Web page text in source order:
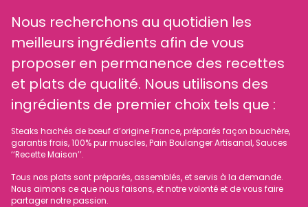
Nous recherchons au quotidien les
meilleurs ingrédients afin de vous
proposer en permanence des recettes
et plats de qualité. Nous utilisons des
ingrédients de premier choix tels que :
Steaks hachés de bœuf d’origine France, préparés façon bouchère,
garantis frais, 100% pur muscles, Pain Boulanger Artisanal, Sauces
‘‘Recette Maison’’.
Tous nos plats sont préparés, assemblés, et servis à la demande.
Nous aimons ce que nous faisons, et notre volonté et de vous faire
partager notre passion.